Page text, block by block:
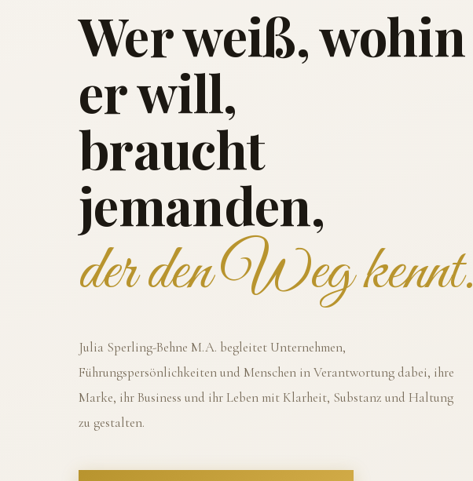
Wer weiß, wohin
er will,
braucht
jemanden,
der den Weg kennt.
Julia Sperling-Behne M.A. begleitet Unternehmen,
Führungspersönlichkeiten und Menschen in Verantwortung dabei, ihre
Marke, ihr Business und ihr Leben mit Klarheit, Substanz und Haltung
zu gestalten.